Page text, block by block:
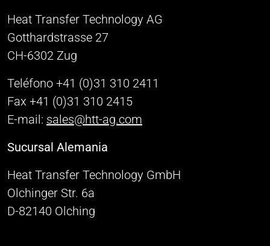
Heat Transfer Technology AG
Gotthardstrasse 27
CH-6302 Zug
Teléfono +41 (0)31 310 2411
Fax +41 (0)31 310 2415
E-mail: sales@htt-ag.com
Sucursal Alemania
Heat Transfer Technology GmbH
Olchinger Str. 6a
D-82140 Olching